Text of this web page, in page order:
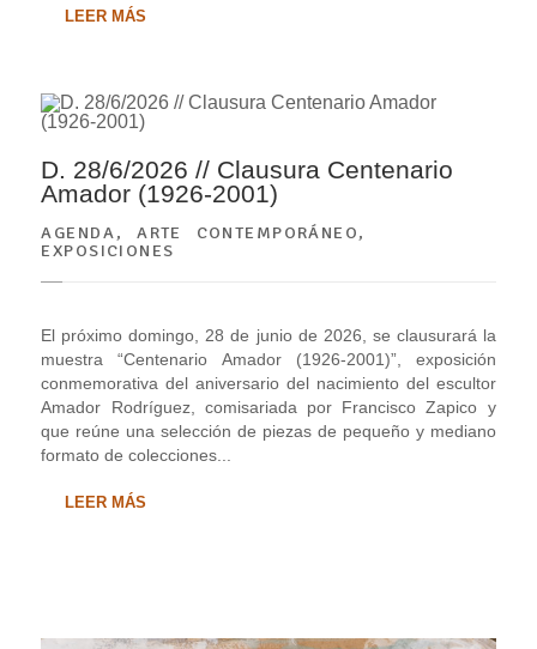
LEER MÁS
D. 28/6/2026 // Clausura Centenario
Amador (1926-2001)
AGENDA,ARTE CONTEMPORÁNEO,
EXPOSICIONES
El próximo domingo, 28 de junio de 2026, se clausurará la
muestra “Centenario Amador (1926-2001)”, exposición
conmemorativa del aniversario del nacimiento del escultor
Amador Rodríguez, comisariada por Francisco Zapico y
que reúne una selección de piezas de pequeño y mediano
formato de colecciones...
LEER MÁS